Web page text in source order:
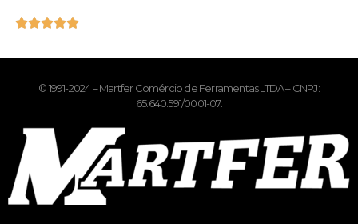

© 1991-2024 – Martfer Comércio de Ferramentas LTDA – CNPJ:
65.640.591/0001-07.